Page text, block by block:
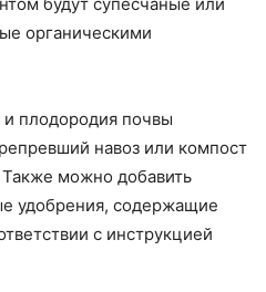
органическими
плодородия почвы
навоз или компост
Также можно добавить
удобрения, содержащие
с инструкцией